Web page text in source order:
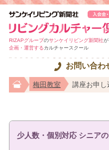
RIZAPグループのサンケイリビング新聞社が
企画・運営するカルチャースクール
お問い合わ
梅田教室 講座お申し
少人数・個別対応 シニア